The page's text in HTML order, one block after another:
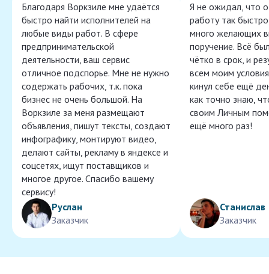
Благодаря Воркзиле мне удаётся
быстро найти исполнителей на
любые виды работ. В сфере
предпринимательской
деятельности, ваш сервис
отличное подспорье. Мне не нужно
содержать рабочих, т.к. пока
бизнес не очень большой. На
Воркзиле за меня размещают
объявления, пишут тексты, создают
инфографику, монтируют видео,
делают сайты, рекламу в яндексе и
соцсетях, ищут поставщиков и
многое другое. Спасибо вашему
сервису!
Руслан
Заказчик
Я не ожидал, что
работу так
много желающих
поручение. Всё
чётко в срок, и
всем моим
кинул себе ещё
как точно знаю,
своим Личным
ещё много раз!
Станислав
Заказчик